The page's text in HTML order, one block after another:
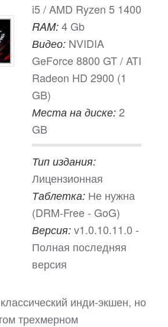
i5 / AMD Ryzen 5 1400
RAM: 4 Gb
Видео: NVIDIA
GeForce 8800 GT / ATI
Radeon HD 2900 (1
GB)
Места на диске: 2
GB
Тип издания:
Лицензионная
Таблетка: Не нужна
(DRM-Free - GoG)
Версия: v1.0.10.11.0 -
Полная последняя
версия
инди-экшен, но
трехмерном